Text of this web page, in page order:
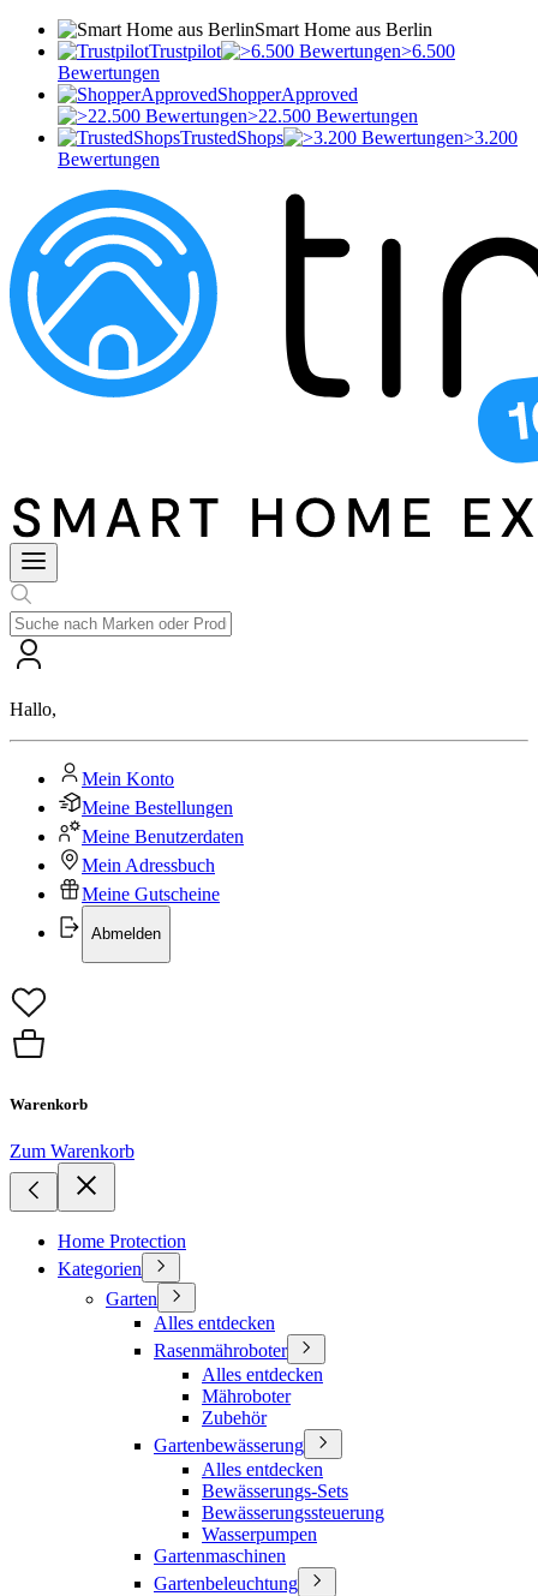
Smart Home aus Berlin
Trustpilot
>6.500
Bewertungen
ShopperApproved
>22.500 Bewertungen
TrustedShops
>3.200
Bewertungen
Hallo,
Mein Konto
Meine Bestellungen
Meine Benutzerdaten
Mein Adressbuch
Meine Gutscheine
Abmelden
Warenkorb
Zum Warenkorb
Home Protection
Kategorien
Garten
Alles entdecken
Rasenmähroboter
Alles entdecken
Mähroboter
Zubehör
Gartenbewässerung
Alles entdecken
Bewässerungs-Sets
Bewässerungssteuerung
Wasserpumpen
Gartenmaschinen
Gartenbeleuchtung